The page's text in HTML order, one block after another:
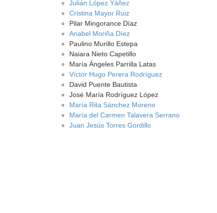
Julián López Yáñez
Cristina Mayor Ruiz
Pilar Mingorance Díaz
Anabel Moriña Díez
Paulino Murillo Estepa
Naiara Nieto Capetillo
María Ángeles Parrilla Latas
Víctor Hugo Perera Rodríguez
David Puente Bautista
José María Rodríguez López
María Rita Sánchez Moreno
María del Carmen Talavera Serrano
Juan Jesús Torres Gordillo